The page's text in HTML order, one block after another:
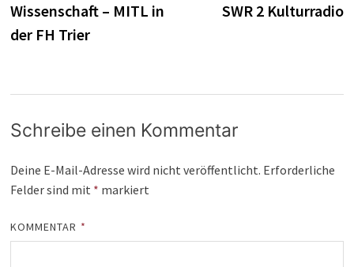
Wissenschaft – MITL in
der FH Trier
SWR 2 Kulturradio
Schreibe einen Kommentar
Deine E-Mail-Adresse wird nicht veröffentlicht. Erforderliche
Felder sind mit * markiert
KOMMENTAR *